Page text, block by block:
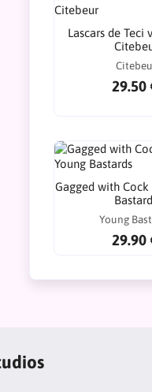
Lascars de Teci
29.50
Gagged with Cock
Young
29.90